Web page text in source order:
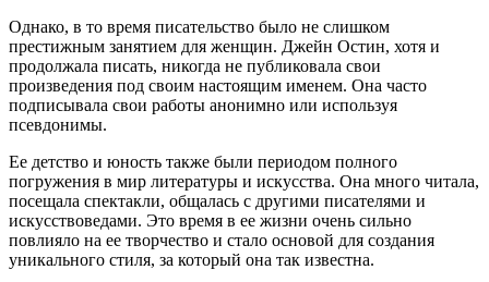
Однако, в то время писательство было не слишком
престижным занятием для женщин. Джейн Остин, хотя и
продолжала писать, никогда не публиковала свои
произведения под своим настоящим именем. Она часто
подписывала свои работы анонимно или используя
псевдонимы.
Ее детство и юность также были периодом полного
погружения в мир литературы и искусства. Она много читала,
посещала спектакли, общалась с другими писателями и
искусствоведами. Это время в ее жизни очень сильно
повлияло на ее творчество и стало основой для создания
уникального стиля, за который она так известна.